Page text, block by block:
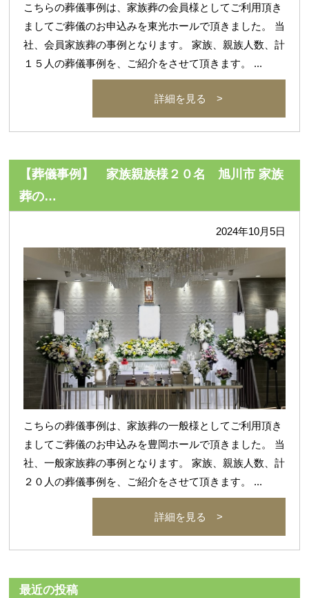
こちらの葬儀事例は、家族葬の会員様としてご利用頂き
ましてご葬儀のお申込みを東光ホールで頂きました。 当
社、会員家族葬の事例となります。 家族、親族人数、計
１５人の葬儀事例を、ご紹介をさせて頂きます。 ...
詳細を見る >
【葬儀事例】 家族親族様２０名 旭川市 家族
葬の…
2024年10月5日
こちらの葬儀事例は、家族葬の一般様としてご利用頂き
ましてご葬儀のお申込みを豊岡ホールで頂きました。 当
社、一般家族葬の事例となります。 家族、親族人数、計
２０人の葬儀事例を、ご紹介をさせて頂きます。 ...
詳細を見る >
最近の投稿